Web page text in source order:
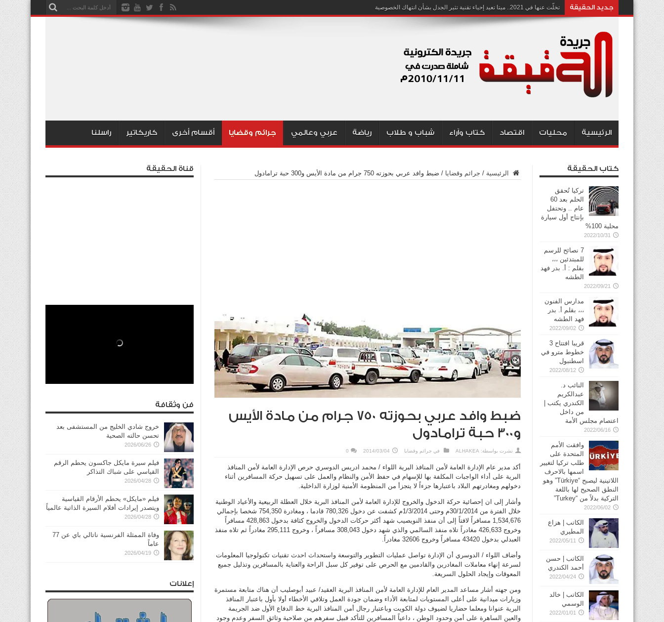
جديد الحقيقة تخلّت عنها في 2021.. ميتا تعيد إحياء تقنية تثير الجدل بشأن انتهاك الخصوصية
الرئيسية محليات اقتصاد كتاب وآراء شباب و طلاب رياضة عربي وعالمي جرائم وقضايا أقسام أخرى كاريكاتير راسلنا
الرئيسية / جرائم وقضايا / ضبط وافد عربي بحوزته 750 جرام من مادة الأيس و300 حبة ترامادول
ضبط وافد عربي بحوزته 750 جرام من مادة الأيس
و300 حبة ترامادول
نشرت بواسطة: ALHAKEA في جرائم وقضايا 2014/03/04
0
أكد مدير عام الإدارة العامة لأمن المنافذ البرية اللواء / محمد ادريس الدوسري حرص الإدارة العامة لأمن المنافذ
البرية على أداء الواجبات المكلفة بها للإسهام في حفظ الأمن والنظام والعمل على تسهيل حركة المسافرين أثناء
دخولهم ومغادرتهم البلاد باعتبارها جزءاً لا يتجزأ من المنظومة الأمنية لوزارة الداخلية.
وأشار إلى ان إحصائية حركة الدخول والخروج للإدارة العامة لأمن المنافذ البرية خلال العطلة الربيعية والأعياد الوطنية
خلال الفترة من 30/1/2014م وحتى 1/3/2014م كشفت عن دخول 780,326 قادما ، ومغادرة 754,350 شخصا بإجمالي
1,534,676 مسافراً لافتاً إلى أن منفذ النويصيب شهد أكثر حركات الدخول والخروج كثافة بدخول 428,863 مسافراً
وخروج 426,633 مغادراً تلاه منفذ السالمي والذي شهد دخول 308,043 مسافراً ، وخروج 295,111 مغادراً ثم تلاه منفذ
العبدلي بدخول 43420 مسافراً وخروج 32606 مغادراً.
وأضاف اللواء / الدوسري أن الإدارة تواصل عمليات التطوير والتوسعة واستحداث احدث تقنيات تكنولوجيا المعلومات
لسرعة إنهاء معاملات المغادرين والقادمين مع الحرص على توفير كل سبل الراحة والعناية بالمسافرين وتذليل جميع
المعوقات وإيجاد الحلول السريعة.
ومن جهته أشار مساعد المدير العام للإدارة العامة لأمن المنافذ البرية العقيد/ عبيد أبوصليب أن هناك متابعة مستمرة
وزيارات ميدانية على أعلى المستويات لمتابعة الأداء وضمان جودة العمل وتلافي الأخطاء أولا بأول باعتبار المنافذ
البرية عنوانا ومعلما حضاريا لضيوف دولة الكويت وباعتبار رجال أمن المنافذ البرية خط الدفاع الأول ضد الجريمة
والعين الساهرة على أمن وحدود الوطن ، داعياً المسافرين للتأكد قبيل سفرهم من صلاحية وثائق السفر وعدم وجود
كتاب الحقيقة
تركيا تُحقق
الحلم بعد 60
عام .. وتحتفل
بإنتاج أول سيارة
محلية 100%
2022/10/31
7 نصائح للرسم
للمبتدئين ،،،
بقلم : أ. بدر فهد
الطشه
2022/09/21
مدارس الفنون
،،، بقلم أ. بدر
فهد الطشه
2022/09/02
قريبا افتتاح 3
خطوط مترو في
2022/08/12
النائب د.
عبدالكريم
الكندري يكتب |
من داخل
اعتصام مجلس الأمة
2022/06/16
وافقت الأمم
المتحدة على
طلب تركيا لتغيير
اسمها بالاحرف
اللاتينية ليصبح “Türkiye” وهو
النطق الصحيح لها باللغة
التركية بدلاً من “Turkey”
2022/06/02
الكاتب | هزاع
المطيري
2022/05/11
الكاتب | حسن
أحمد الكندري
2022/04/24
الكاتب | خالد
الوسمي
2022/01/01
قناة الحقيقة
فن وثقافة
خروج شادي الخليج من المستشفى بعد
تحسن حالته الصحية
2026/06/26
فيلم سيرة مايكل جاكسون يحطم الرقم
القياسي على شباك التذاكر
2026/04/28
فيلم «مايكل» يحطم الأرقام القياسية
ويتصدر إيرادات أفلام السيرة الذاتية عالمياً
2026/04/28
وفاة الممثلة الفرنسية ناتالي باي عن 77
عاماً
2026/04/19
إعلانات